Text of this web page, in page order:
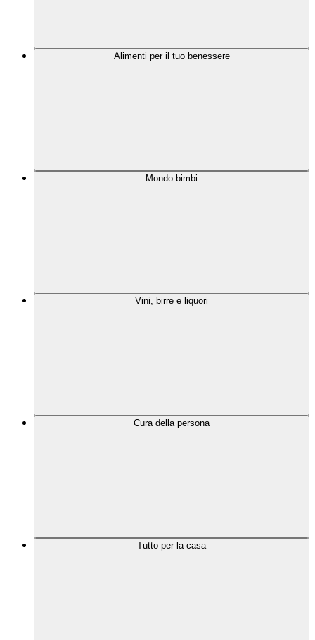
Alimenti per il tuo benessere
Mondo bimbi
Vini, birre e liquori
Cura della persona
Tutto per la casa